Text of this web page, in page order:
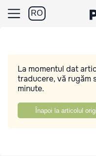
RO
La momentul dat
traducere, vă rugăm
minute.
Înapoi la articolul